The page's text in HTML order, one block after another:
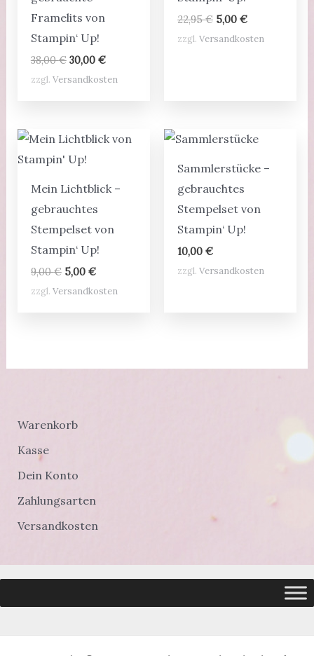
Framelits von
Stampin‘ Up!
38,00€ Ursprünglicher
war:
30,00 €Aktueller
ist:
zzgl. Versandkosten
22,95€ Ursprünglicher
war:
5,00€Aktueller
ist:
zzgl.Versandkosten
Mein Lichtblick –
gebrauchtes
Stempelset von
Stampin‘ Up!
9,00€ Ursprünglicher
war:
5,00 €Aktueller
ist:
zzgl. Versandkosten
Sammlerstücke –
gebrauchtes
Stempelset von
Stampin‘ Up!
10,00€
zzgl.Versandkosten
Warenkorb
Kasse
Dein Konto
Zahlungsarten
Versandkosten